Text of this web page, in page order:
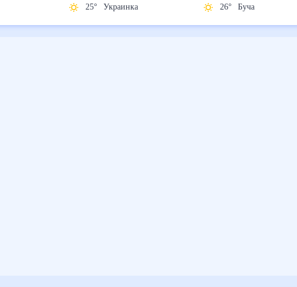
25° Украинка 26° Буча